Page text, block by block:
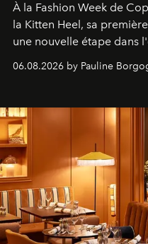
À la Fashion Week de
la Kitten Heel, sa
une nouvelle étape dans
06.08.2026 by Pauline